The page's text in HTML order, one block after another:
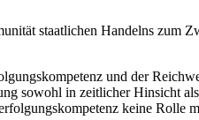
staatlichen Handelns zum
und der
sowohl in zeitlicher Hinsicht als
keine Rolle